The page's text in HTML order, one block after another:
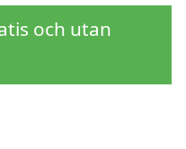
och utan